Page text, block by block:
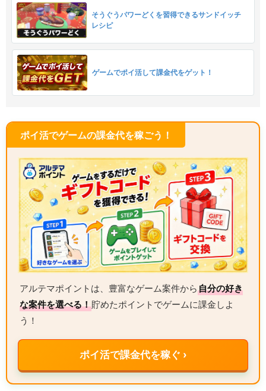
そうぐうパワーどくを習得できるサンドイッチ
レシピ
ゲームでポイ活して課金代をゲット！
ポイ活でゲームの課金代を稼ごう！
アルテマポイントは、豊富なゲーム案件から自分の好き
な案件を選べる！貯めたポイントでゲームに課金しよ
う！
ポイ活で課金代を稼ぐ ›